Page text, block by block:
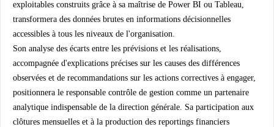
exploitables construits grâce à sa maîtrise de Power BI ou Tableau,
transformera des données brutes en informations décisionnelles
accessibles à tous les niveaux de l'organisation.
Son analyse des écarts entre les prévisions et les réalisations,
accompagnée d'explications précises sur les causes des différences
observées et de recommandations sur les actions correctives à engager,
positionnera le responsable contrôle de gestion comme un partenaire
analytique indispensable de la direction générale. Sa participation aux
clôtures mensuelles et à la production des reportings financiers